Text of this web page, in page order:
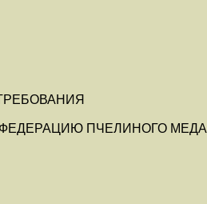
ПЧЕЛИНОГО МЕДА